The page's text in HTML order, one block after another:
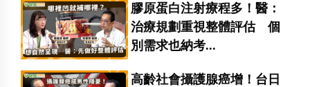
膠原蛋白注射療程多！醫：
治療規劃重視整體評估 個
別需求也納考...
高齡社會攝護腺癌增！台日